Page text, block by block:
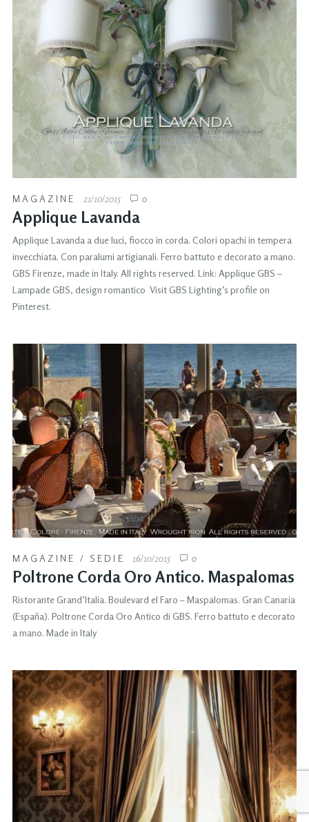
MAGAZINE 21/10/2015 0
Applique Lavanda
Applique Lavanda a due luci, fiocco in corda. Colori opachi in tempera
invecchiata. Con paralumi artigianali. Ferro battuto e decorato a mano.
GBS Firenze, made in Italy. All rights reserved. Link: Applique GBS –
Lampade GBS, design romantico Visit GBS Lighting’s profile on
Pinterest.
MAGAZINE / SEDIE 16/10/2015 0
Poltrone Corda Oro Antico. Maspalomas
Ristorante Grand’Italia. Boulevard el Faro – Maspalomas. Gran Canaria
(España). Poltrone Corda Oro Antico di GBS. Ferro battuto e decorato
a mano. Made in Italy